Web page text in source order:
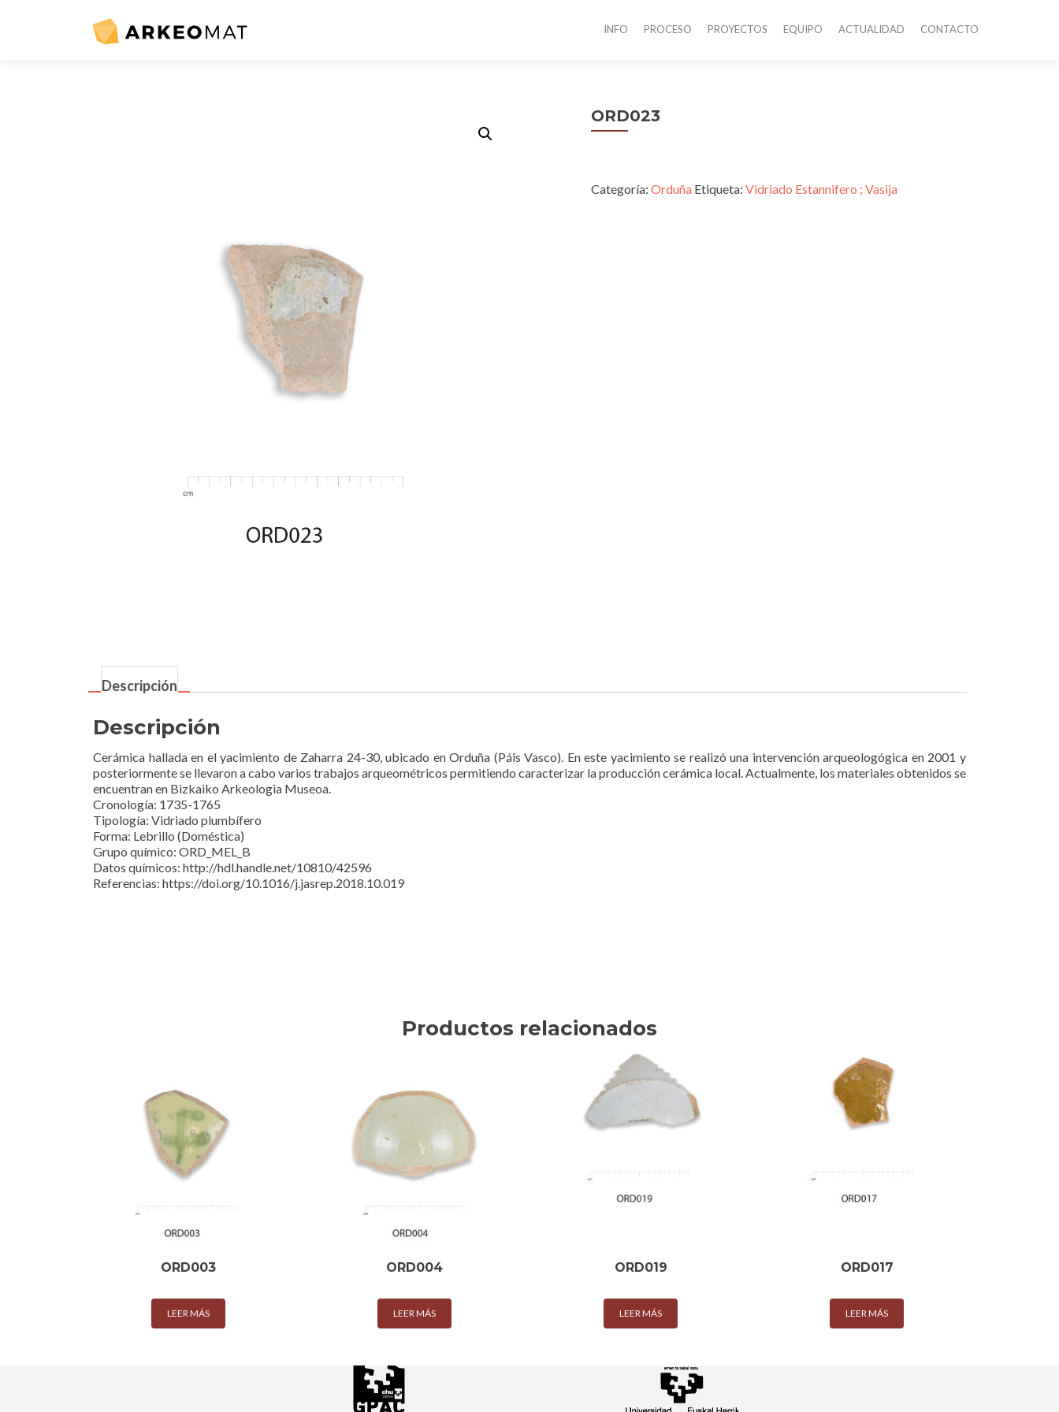
INFO PROCESO PROYECTOS EQUIPO ACTUALIDAD CONTACTO
ORD023
Categoría: Orduña Etiqueta: Vidriado Estannifero ; Vasija
Descripción
Descripción
Cerámica hallada en el yacimiento de Zaharra 24-30, ubicado en Orduña (Páis Vasco). En este yacimiento se realizó una intervención arqueologógica en 2001 y
posteriormente se llevaron a cabo varios trabajos arqueométricos permitiendo caracterizar la producción cerámica local. Actualmente, los materiales obtenidos se
encuentran en Bizkaiko Arkeologia Museoa.
Cronología: 1735-1765
Tipología: Vidriado plumbífero
Forma: Lebrillo (Doméstica)
Grupo químico: ORD_MEL_B
Datos químicos: http://hdl.handle.net/10810/42596
Referencias: https://doi.org/10.1016/j.jasrep.2018.10.019
Productos relacionados
ORD003
LEER MÁS
ORD004
LEER MÁS
ORD019
LEER MÁS
ORD017
LEER MÁS